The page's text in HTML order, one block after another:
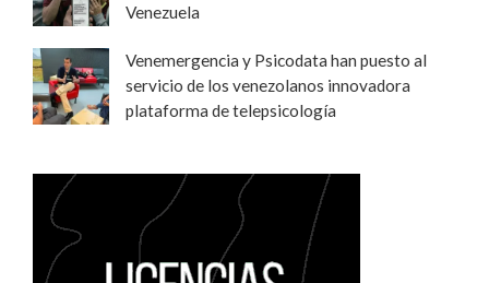
Venezuela
Venemergencia y Psicodata han puesto al
servicio de los venezolanos innovadora
plataforma de telepsicología